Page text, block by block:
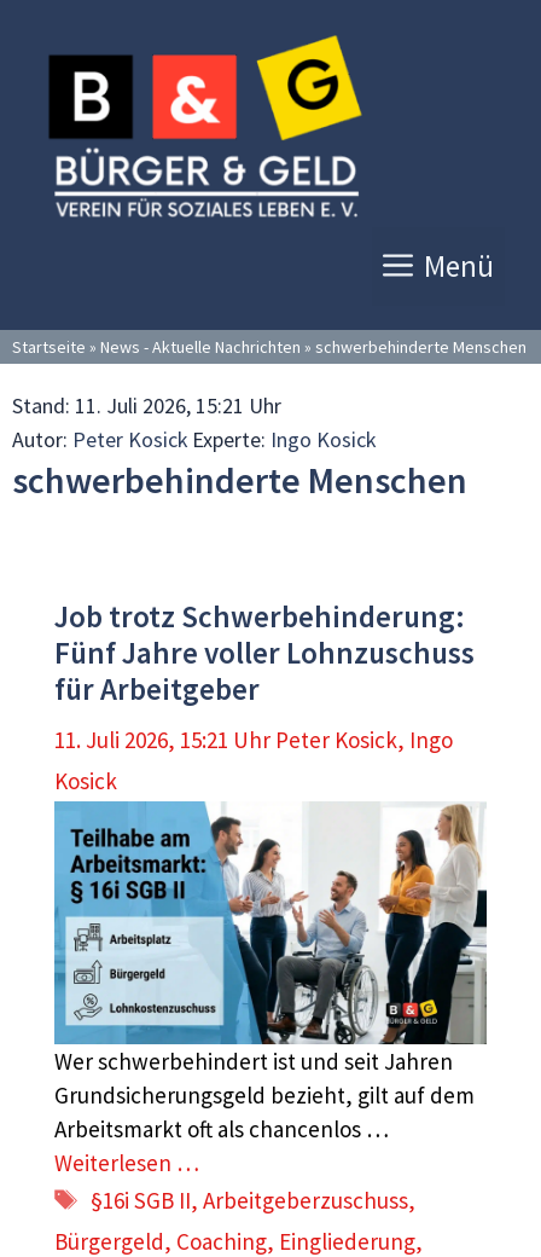
Inhalt
springen
Menü
Startseite » News - Aktuelle Nachrichten » schwerbehinderte Menschen
Stand: 11. Juli 2026, 15:21 Uhr
Autor: Peter Kosick Experte: Ingo Kosick
schwerbehinderte Menschen
Job trotz Schwerbehinderung:
Fünf Jahre voller Lohnzuschuss
für Arbeitgeber
11. Juli 2026, 15:21 Uhr Peter Kosick, Ingo
Kosick
Wer schwerbehindert ist und seit Jahren
Grundsicherungsgeld bezieht, gilt auf dem
Arbeitsmarkt oft als chancenlos …
Weiterlesen …
Schlagwörter
§16i SGB II,Arbeitgeberzuschuss,
Bürgergeld, Coaching, Eingliederung,